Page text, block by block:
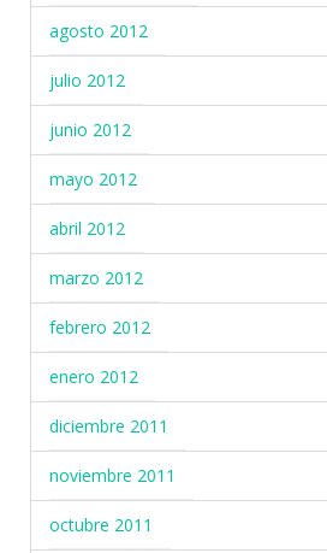
agosto 2012
julio 2012
junio 2012
mayo 2012
abril 2012
marzo 2012
febrero 2012
enero 2012
diciembre 2011
noviembre 2011
octubre 2011